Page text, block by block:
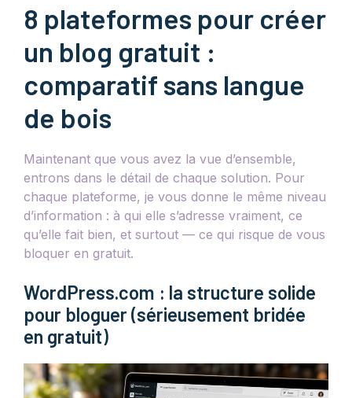
8 plateformes pour créer
un blog gratuit :
comparatif sans langue
de bois
Maintenant que vous avez la vue d’ensemble,
entrons dans le détail de chaque solution. Pour
chaque plateforme, je vous donne le même niveau
d’information : à qui elle s’adresse vraiment, ce
qu’elle fait bien, et surtout — ce qui risque de vous
bloquer en gratuit.
WordPress.com : la structure solide
pour bloguer (sérieusement bridée
en gratuit)